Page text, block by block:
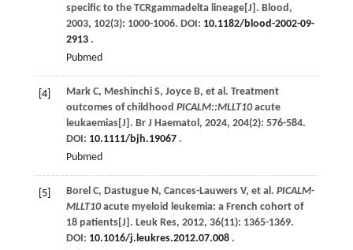
specific to the TCRgammadelta lineage[J]. Blood,
2003, 102(3): 1000-1006. DOI: 10.1182/blood-2002-09-
2913.
Pubmed
[4] Mark C, Meshinchi S, Joyce B, et al. Treatment
outcomes of childhood PICALM::MLLT10acute
leukaemias[J]. Br J Haematol, 2024, 204(2): 576-584.
DOI: 10.1111/bjh.19067.
Pubmed
[5] Borel C, Dastugue N, Cances-Lauwers V, et al. PICALM-
MLLT10acute myeloid leukemia: a French cohort of
18 patients[J]. Leuk Res, 2012, 36(11): 1365-1369.
DOI: 10.1016/j.leukres.2012.07.008.